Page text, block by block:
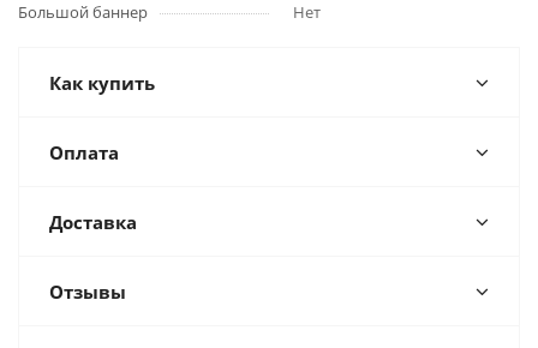
Большой баннер
Нет
Как купить
Оплата
Доставка
Отзывы